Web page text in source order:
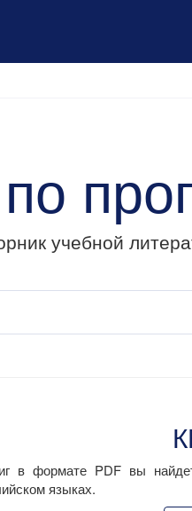
учебной
в формате PDF вы
языках.